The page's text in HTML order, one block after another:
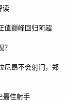
读
值巅峰回归阿超
尼昂不会射门，郑
最佳射手